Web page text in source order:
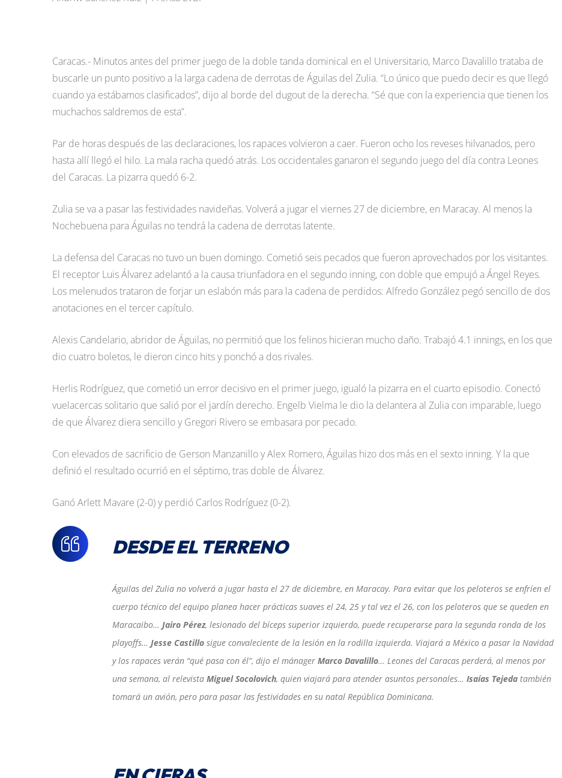
Caracas.- Minutos antes del primer juego de la doble tanda dominical en el Universitario, Marco Davalillo trataba de
buscarle un punto positivo a la larga cadena de derrotas de Águilas del Zulia. “Lo único que puedo decir es que llegó
cuando ya estábamos clasificados”, dijo al borde del dugout de la derecha. “Sé que con la experiencia que tienen los
muchachos saldremos de esta”.
Par de horas después de las declaraciones, los rapaces volvieron a caer. Fueron ocho los reveses hilvanados, pero
hasta allí llegó el hilo. La mala racha quedó atrás. Los occidentales ganaron el segundo juego del día contra Leones
del Caracas. La pizarra quedó 6-2.
Zulia se va a pasar las festividades navideñas. Volverá a jugar el viernes 27 de diciembre, en Maracay. Al menos la
Nochebuena para Águilas no tendrá la cadena de derrotas latente.
La defensa del Caracas no tuvo un buen domingo. Cometió seis pecados que fueron aprovechados por los visitantes.
El receptor Luis Álvarez adelantó a la causa triunfadora en el segundo inning, con doble que empujó a Ángel Reyes.
Los melenudos trataron de forjar un eslabón más para la cadena de perdidos: Alfredo González pegó sencillo de dos
anotaciones en el tercer capítulo.
Alexis Candelario, abridor de Águilas, no permitió que los felinos hicieran mucho daño. Trabajó 4.1 innings, en los que
dio cuatro boletos, le dieron cinco hits y ponchó a dos rivales.
Herlis Rodríguez, que cometió un error decisivo en el primer juego, igualó la pizarra en el cuarto episodio. Conectó
vuelacercas solitario que salió por el jardín derecho. Engelb Vielma le dio la delantera al Zulia con imparable, luego
de que Álvarez diera sencillo y Gregori Rivero se embasara por pecado.
Con elevados de sacrificio de Gerson Manzanillo y Alex Romero, Águilas hizo dos más en el sexto inning. Y la que
definió el resultado ocurrió en el séptimo, tras doble de Álvarez.
Ganó Arlett Mavare (2-0) y perdió Carlos Rodríguez (0-2).
DESDE EL TERRENO
Águilas del Zulia no volverá a jugar hasta el 27 de diciembre, en Maracay. Para evitar que los peloteros se enfríen el
cuerpo técnico del equipo planea hacer prácticas suaves el 24, 25 y tal vez el 26, con los peloteros que se queden en
Maracaibo… Jairo Pérez, lesionado del bíceps superior izquierdo, puede recuperarse para la segunda ronda de los
playoffs… Jesse Castillo sigue convaleciente de la lesión en la rodilla izquierda. Viajará a México a pasar la Navidad
y los rapaces verán “qué pasa con él”, dijo el mánager Marco Davalillo… Leones del Caracas perderá, al menos por
una semana, al relevista Miguel Socolovich, quien viajará para atender asuntos personales… Isaías Tejeda también
tomará un avión, pero para pasar las festividades en su natal República Dominicana.